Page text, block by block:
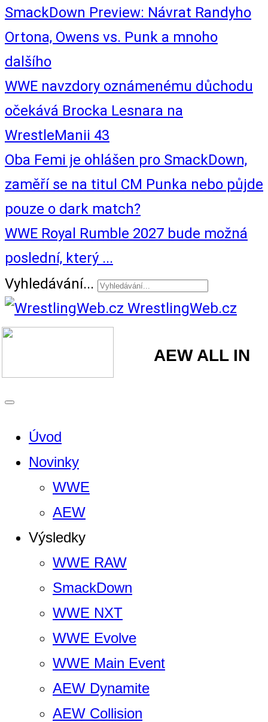
SmackDown Preview: Návrat Randyho
Ortona, Owens vs. Punk a mnoho
dalšího
WWE navzdory oznámenému důchodu
očekává Brocka Lesnara na
WrestleManii 43
Oba Femi je ohlášen pro SmackDown,
zaměří se na titul CM Punka nebo půjde
pouze o dark match?
WWE Royal Rumble 2027 bude možná
poslední, který ...
Vyhledávání...
WrestlingWeb.cz
AEW ALL IN
Úvod
Novinky
WWE
AEW
Výsledky
WWE RAW
SmackDown
WWE NXT
WWE Evolve
WWE Main Event
AEW Dynamite
AEW Collision